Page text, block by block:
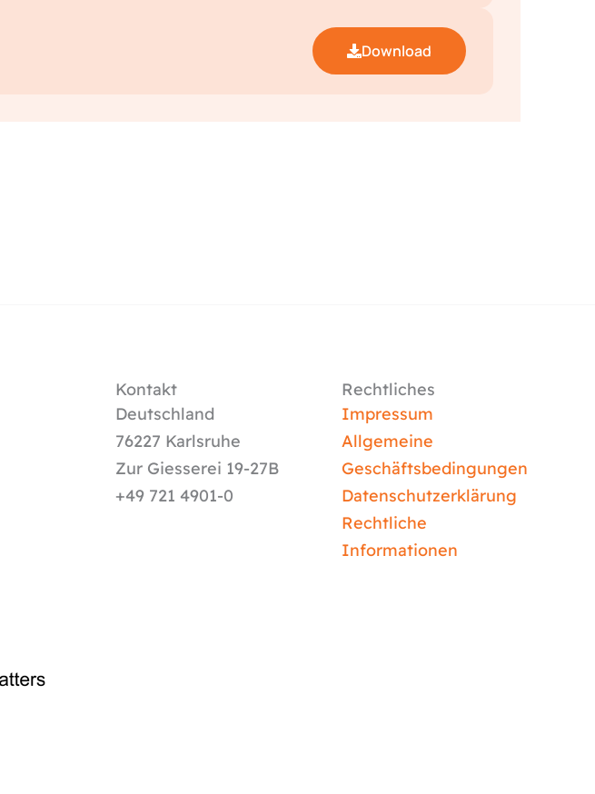
Download
Kontakt
Deutschland
76227 Karlsruhe
Zur Giesserei 19-27B
+49 721 4901-0
Rechtliches
Impressum
Allgemeine
Geschäftsbedingungen
Datenschutzerklärung
Rechtliche
Informationen